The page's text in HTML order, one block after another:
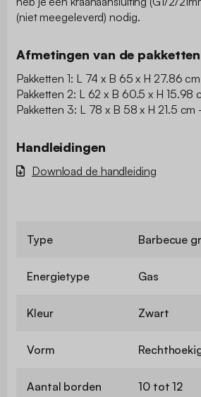
(niet meegeleverd) nodig.
Afmetingen van de pakketten
Pakketten 1: L 74 x B 65 x H 27.86
Pakketten 2: L 62 x B 60.5 x H 15.98
Pakketten 3: L 78 x B 58 x H 21.5 cm
Handleidingen
Download de handleiding
Type Barbecue
Energietype Gas
Kleur Zwart
Vorm
Aantal borden 10 tot 12